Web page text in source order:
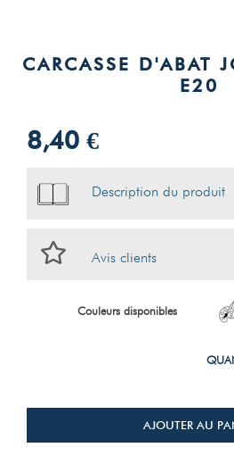
CARCASSE D'ABAT
E20
8,40 €
Description du produit
Avis clients
Couleurs disponibles
AJOUTER AU